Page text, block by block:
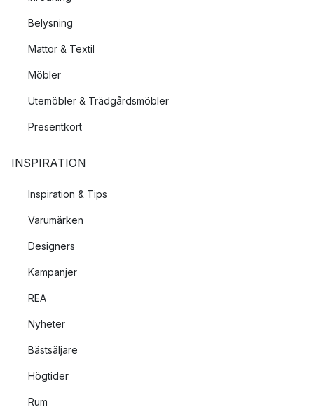
Belysning
Mattor & Textil
Möbler
Utemöbler & Trädgårdsmöbler
Presentkort
INSPIRATION
Inspiration & Tips
Varumärken
Designers
Kampanjer
REA
Nyheter
Bästsäljare
Högtider
Rum